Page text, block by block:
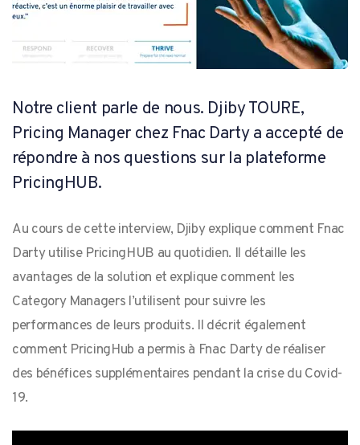
Notre client parle de nous. Djiby TOURE,
Pricing Manager chez Fnac Darty a accepté de
répondre à nos questions sur la plateforme
PricingHUB.
Au cours de cette interview, Djiby explique comment Fnac
Darty utilise PricingHUB au quotidien. Il détaille les
avantages de la solution et explique comment les
Category Managers l’utilisent pour suivre les
performances de leurs produits. Il décrit également
comment PricingHub a permis à Fnac Darty de réaliser
des bénéfices supplémentaires pendant la crise du Covid-
19.